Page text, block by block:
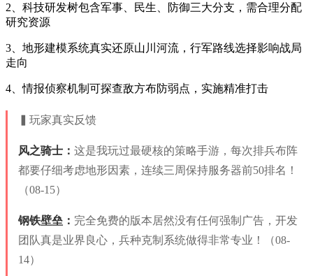
2、科技研发树包含军事、民生、防御三大分支，需合理分配
研究资源
3、地形建模系统真实还原山川河流，行军路线选择影响战局
走向
4、情报侦察机制可探查敌方布防弱点，实施精准打击
▍玩家真实反馈
风之骑士： 这是我玩过最硬核的策略手游，每次排兵布阵
都要仔细考虑地形因素，连续三周保持服务器前50排名！
（08-15）
钢铁壁垒： 完全免费的版本居然没有任何强制广告，开发
团队真是业界良心，兵种克制系统做得非常专业！（08-
14）